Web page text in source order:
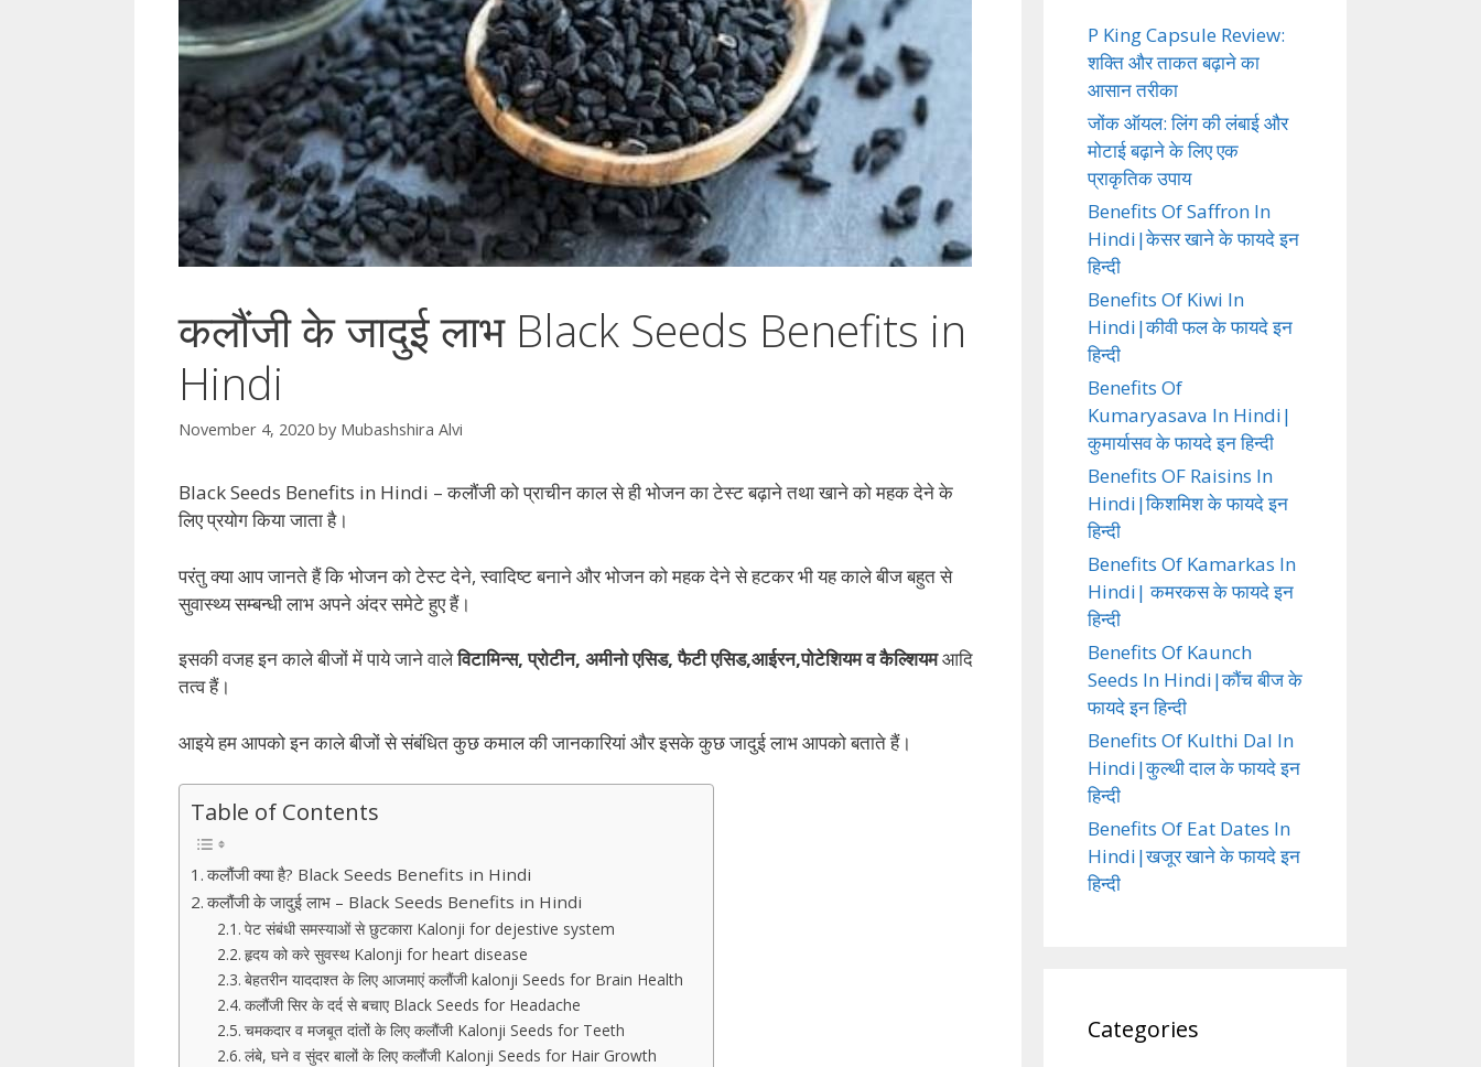
कलौंजी के जादुई लाभ Black Seeds Benefits in
Hindi
November 4, 2020 by Mubashshira Alvi
Black Seeds Benefits in Hindi – कलौंजी को प्राचीन काल से ही भोजन का टेस्ट बढ़ाने तथा खाने को महक देने के
लिए प्रयोग किया जाता है।
परंतु क्या आप जानते हैं कि भोजन को टेस्ट देने, स्वादिष्ट बनाने और भोजन को महक देने से हटकर भी यह काले बीज बहुत से
सुवास्थ्य सम्बन्धी लाभ अपने अंदर समेटे हुए हैं।
इसकी वजह इन काले बीजों में पाये जाने वालेविटामिन्स, प्रोटीन, अमीनो एसिड, फैटी एसिड,आईरन,पोटेशियम व कैल्शियमआदि
तत्व हैं।
आइये हम आपको इन काले बीजों से संबंधित कुछ कमाल की जानकारियां और इसके कुछ जादुई लाभ आपको बताते हैं।
Table of Contents
कलौंजी क्या है? Black Seeds Benefits in Hindi
कलौंजी के जादुई लाभ – Black Seeds Benefits in Hindi
पेट संबंधी समस्याओं से छुटकारा Kalonji for dejestive system
हृदय को करे सुवस्थ Kalonji for heart disease
बेहतरीन याददाश्त के लिए आजमाएं कलौंजी kalonji Seeds for Brain Health
कलौंजी सिर के दर्द से बचाए Black Seeds for Headache
चमकदार व मजबूत दांतों के लिए कलौंजी Kalonji Seeds for Teeth
लंबे, घने व सुंदर बालों के लिए कलौंजी Kalonji Seeds for Hair Growth
P King Capsule Review:
शक्ति और ताकत बढ़ाने का
आसान तरीका
जोंक ऑयल: लिंग की लंबाई और
मोटाई बढ़ाने के लिए एक
प्राकृतिक उपाय
Benefits Of Saffron In
Hindi|केसर खाने के फायदे इन
हिन्दी
Benefits Of Kiwi In
Hindi|कीवी फल के फायदे इन
हिन्दी
Benefits Of
Kumaryasava In Hindi|
कुमार्यासव के फायदे इन हिन्दी
Benefits OF Raisins In
Hindi|किशमिश के फायदे इन
हिन्दी
Benefits Of Kamarkas In
Hindi| कमरकस के फायदे इन
हिन्दी
Benefits Of Kaunch
Seeds In Hindi|कौंच बीज के
फायदे इन हिन्दी
Benefits Of Kulthi Dal In
Hindi|कुल्थी दाल के फायदे इन
हिन्दी
Benefits Of Eat Dates In
Hindi|खजूर खाने के फायदे इन
हिन्दी
Categories